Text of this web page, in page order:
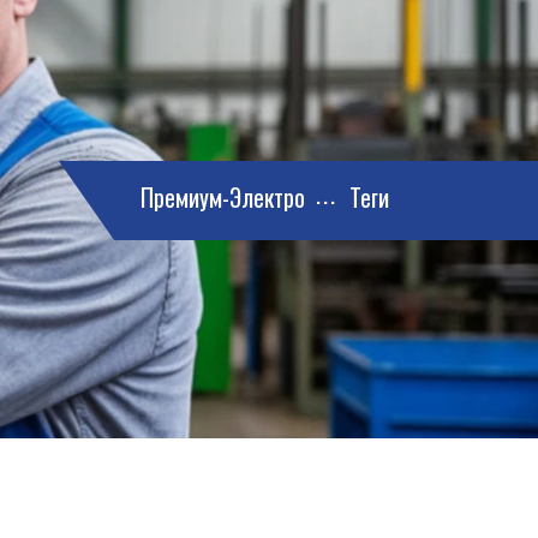
Премиум-Электро Теги